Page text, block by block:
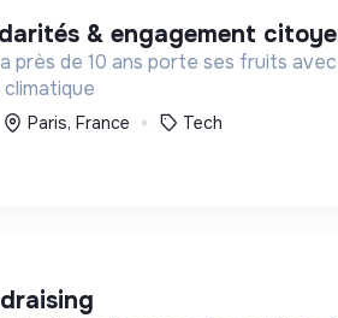
& engagement
près de 10 ans porte ses fruits
Paris, France Tech